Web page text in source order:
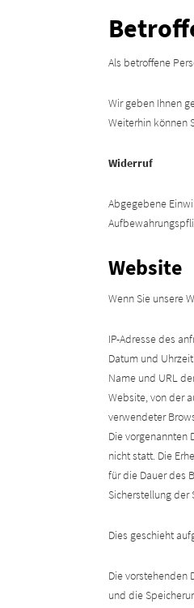
Als betroffene
Wir geben Ihnen
Weiterhin können
Widerruf
Abgegebene
Website
Wenn Sie unsere
IP-Adresse des
Datum und
Name und URL
Website, von der
verwendeter
Die vorgenannten
nicht statt. Die
für die Dauer des
Sicherstellung der
Dies geschieht
Die vorstehenden
und die